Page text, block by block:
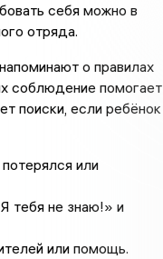
себя можно в
отряда.
о правилах
соблюдение помогает
поиски, если ребёнок
или
тебя не знаю!» и
или помощь.